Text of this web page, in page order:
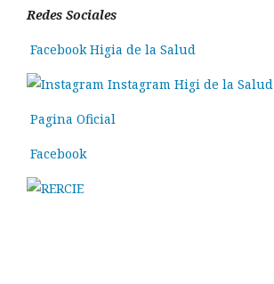
Redes Sociales
Facebook Higia de la Salud
Instagram Higi de la Salud
Pagina Oficial
Facebook